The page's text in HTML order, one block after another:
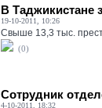
В Таджикистане
19-10-2011, 10:26
Свыше 13,3 тыс.
(0)
Сотрудник
4-10-2011, 18:32